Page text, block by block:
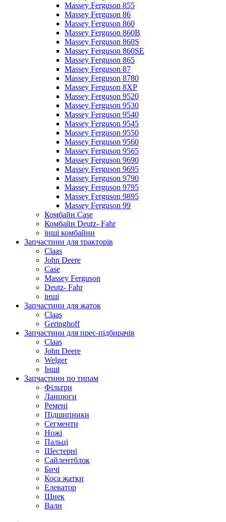
Massey Ferguson 855
Massey Ferguson 86
Massey Ferguson 860
Massey Ferguson 860B
Massey Ferguson 860S
Massey Ferguson 860SE
Massey Ferguson 865
Massey Ferguson 87
Massey Ferguson 8780
Massey Ferguson 8XP
Massey Ferguson 9520
Massey Ferguson 9530
Massey Ferguson 9540
Massey Ferguson 9545
Massey Ferguson 9550
Massey Ferguson 9560
Massey Ferguson 9565
Massey Ferguson 9690
Massey Ferguson 9695
Massey Ferguson 9790
Massey Ferguson 9795
Massey Ferguson 9895
Massey Ferguson 99
Комбайн Case
Комбайн Deutz- Fahr
інші комбайни
Запчастини для тракторів
Claas
John Deere
Case
Massey Ferguson
Deutz- Fahr
інші
Запчастини для жаток
Claas
Geringhoff
Запчастини для прес-підбирачів
Claas
John Deere
Welger
Інші
Запчастини по типам
Фільтри
Ланцюги
Ремені
Підшипники
Сегменти
Ножі
Пальці
Шестерні
Сайлентблок
Бичі
Коса жатки
Елеватор
Шнек
Вали